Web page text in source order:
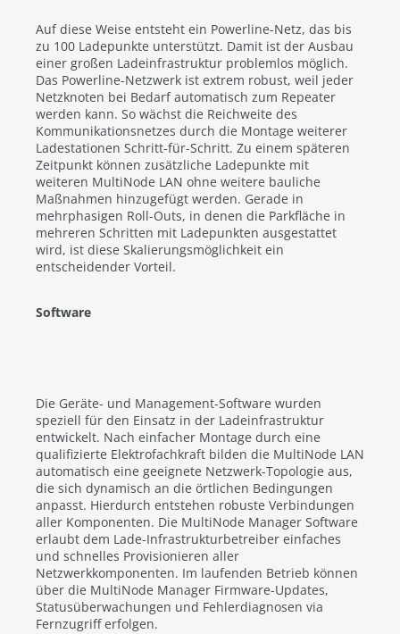
Auf diese Weise entsteht ein Powerline-Netz, das bis
zu 100 Ladepunkte unterstützt. Damit ist der Ausbau
einer großen Ladeinfrastruktur problemlos möglich.
Das Powerline-Netzwerk ist extrem robust, weil jeder
Netzknoten bei Bedarf automatisch zum Repeater
werden kann. So wächst die Reichweite des
Kommunikationsnetzes durch die Montage weiterer
Ladestationen Schritt-für-Schritt. Zu einem späteren
Zeitpunkt können zusätzliche Ladepunkte mit
weiteren MultiNode LAN ohne weitere bauliche
Maßnahmen hinzugefügt werden. Gerade in
mehrphasigen Roll-Outs, in denen die Parkfläche in
mehreren Schritten mit Ladepunkten ausgestattet
wird, ist diese Skalierungsmöglichkeit ein
entscheidender Vorteil.
Software
Die Geräte- und Management-Software wurden
speziell für den Einsatz in der Ladeinfrastruktur
entwickelt. Nach einfacher Montage durch eine
qualifizierte Elektrofachkraft bilden die MultiNode LAN
automatisch eine geeignete Netzwerk-Topologie aus,
die sich dynamisch an die örtlichen Bedingungen
anpasst. Hierdurch entstehen robuste Verbindungen
aller Komponenten. Die MultiNode Manager Software
erlaubt dem Lade-Infrastrukturbetreiber einfaches
und schnelles Provisionieren aller
Netzwerkkomponenten. Im laufenden Betrieb können
über die MultiNode Manager Firmware-Updates,
Statusüberwachungen und Fehlerdiagnosen via
Fernzugriff erfolgen.